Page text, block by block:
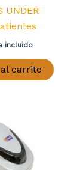
UNDER
incluido
carrito